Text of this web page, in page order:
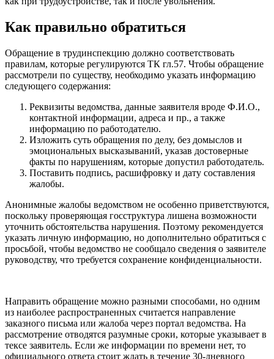
Как правильно обратиться
Обращение в трудинспекцию должно соответствовать
правилам, которые регулируются ТК гл.57. Чтобы обращение
рассмотрели по существу, необходимо указать информацию
следующего содержания:
Реквизиты ведомства, данные заявителя вроде Ф.И.О.,
контактной информации, адреса и пр., а также
информацию по работодателю.
Изложить суть обращения по делу, без домыслов и
эмоциональных высказываний, указав достоверные
факты по нарушениям, которые допустил работодатель.
Поставить подпись, расшифровку и дату составления
жалобы.
Анонимные жалобы ведомством не особенно приветствуются,
поскольку проверяющая госструктура лишена возможности
уточнить обстоятельства нарушения. Поэтому рекомендуется
указать личную информацию, но дополнительно обратиться с
просьбой, чтобы ведомство не сообщало сведения о заявителе
руководству, что требуется сохранение конфиденциальности.
Направить обращение можно разными способами, но одним
из наиболее распространенных считается направление
заказного письма или жалоба через портал ведомства. На
рассмотрение отводятся разумные сроки, которые указывает в
тексе заявитель. Если же информации по времени нет, то
официального ответа стоит ждать в течение 30-дневного